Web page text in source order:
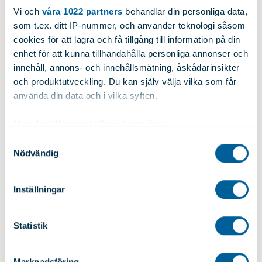
Vi och våra 1022 partners behandlar din personliga data,
som t.ex. ditt IP-nummer, och använder teknologi såsom
cookies för att lagra och få tillgång till information på din
enhet för att kunna tillhandahålla personliga annonser och
innehåll, annons- och innehållsmätning, åskådarinsikter
och produktutveckling. Du kan själv välja vilka som får
använda din data och i vilka syften.
som kan ha en noggrannhet på upp till flera meter
Ta reda på mer om hur dina personliga uppgifter
Du kan ändra eller dra tillbaka ditt samtycke när som
Nödvändig
Inställningar
Statistik
Diameter: N/A Längd:6000
Vikt:0.950 Begär offert